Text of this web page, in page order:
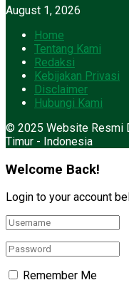
August 1, 2026
Home
Tentang Kami
Redaksi
Kebijakan Privasi
Disclaimer
Hubungi Kami
© 2025 Website Resmi
Timur - Indonesia
Welcome Back!
Login to your account
Remember Me